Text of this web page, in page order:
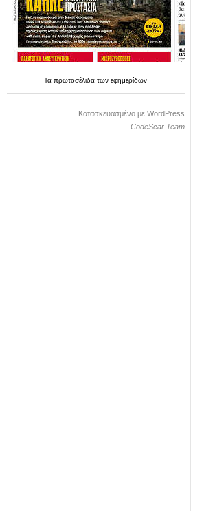
Ταπρωτοσέλιδατωνεφημερίδων
Κατασκευασμένο με WordPress
CodeScar Team